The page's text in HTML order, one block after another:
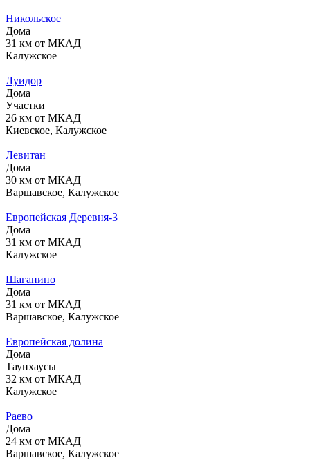
Никольское
Дома
31 км от МКАД
Калужское
Луидор
Дома
Участки
26 км от МКАД
Киевское, Калужское
Левитан
Дома
30 км от МКАД
Варшавское, Калужское
Европейская Деревня-3
Дома
31 км от МКАД
Калужское
Шаганино
Дома
31 км от МКАД
Варшавское, Калужское
Европейская долина
Дома
Таунхаусы
32 км от МКАД
Калужское
Раево
Дома
24 км от МКАД
Варшавское, Калужское